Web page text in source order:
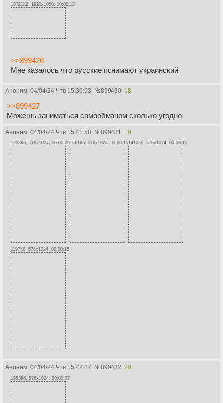
13721Кб, 1920x1080, 00:00:12
>>899426
Мне казалось что русские понимают украинский
Аноним 04/04/24 Чтв 15:36:53 №899430 18
>>899427
Можешь заниматься самообманом сколько угодно
Аноним 04/04/24 Чтв 15:41:58 №899431 19
1253Кб, 576x1024, 00:00:091661Кб, 576x1024, 00:00:151410Кб, 576x1024, 00:00:15
1197Кб, 576x1024, 00:00:15
Аноним 04/04/24 Чтв 15:42:37 №899432 20
1953Кб, 576x1024, 00:00:07